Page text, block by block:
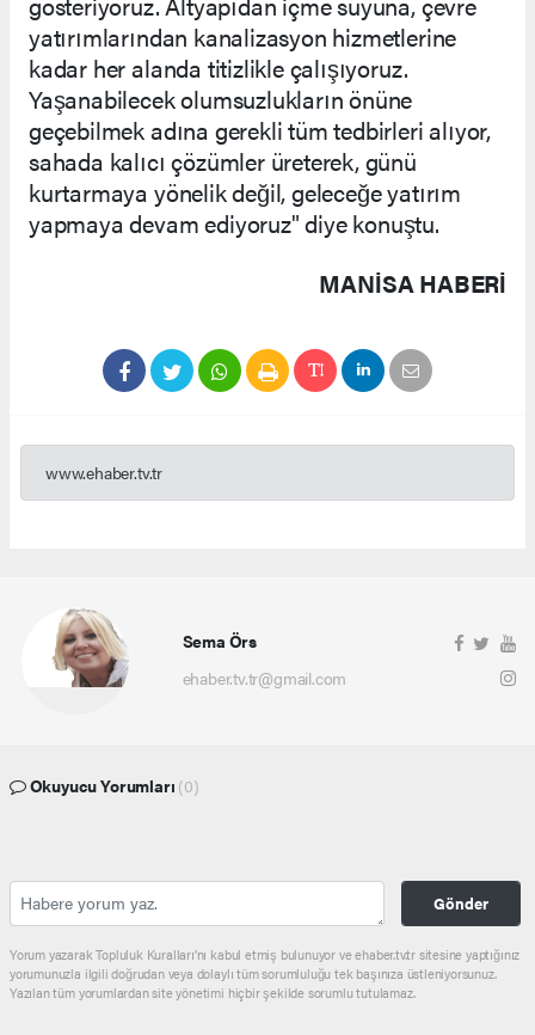
yatırımlarından kanalizasyon hizmetlerine
kadar her alanda titizlikle çalışıyoruz.
Yaşanabilecek olumsuzlukların önüne
geçebilmek adına gerekli tüm tedbirleri alıyor,
sahada kalıcı çözümler üreterek, günü
kurtarmaya yönelik değil, geleceğe yatırım
yapmaya devam ediyoruz" diye konuştu.
MANISA HABERİ
www.ehaber.tv.tr
Sema Örs
ehaber.tv.tr@gmail.com
Okuyucu Yorumları (0)
Gönder
Yorum yazarak Topluluk Kuralları’nı kabul etmiş bulunuyor ve ehaber.tv.tr sitesine yaptığınız
yorumunuzla ilgili doğrudan veya dolaylı tüm sorumluluğu tek başınıza üstleniyorsunuz.
Yazılan tüm yorumlardan site yönetimi hiçbir şekilde sorumlu tutulamaz.